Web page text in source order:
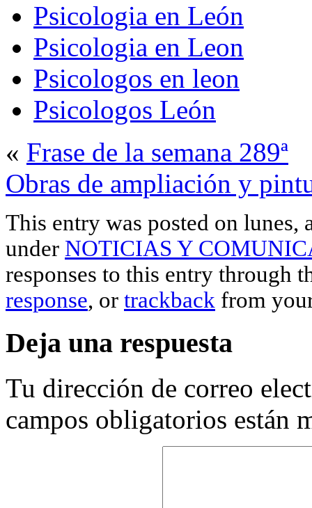
Psicologia en León
Psicologia en Leon
Psicologos en leon
Psicologos León
« Frase de la semana 289ª
Obras de ampliación y
This entry was posted on
under NOTICIAS Y
responses to this entry through
response, or trackback from
Deja una respuesta
Tu dirección de correo
campos obligatorios están